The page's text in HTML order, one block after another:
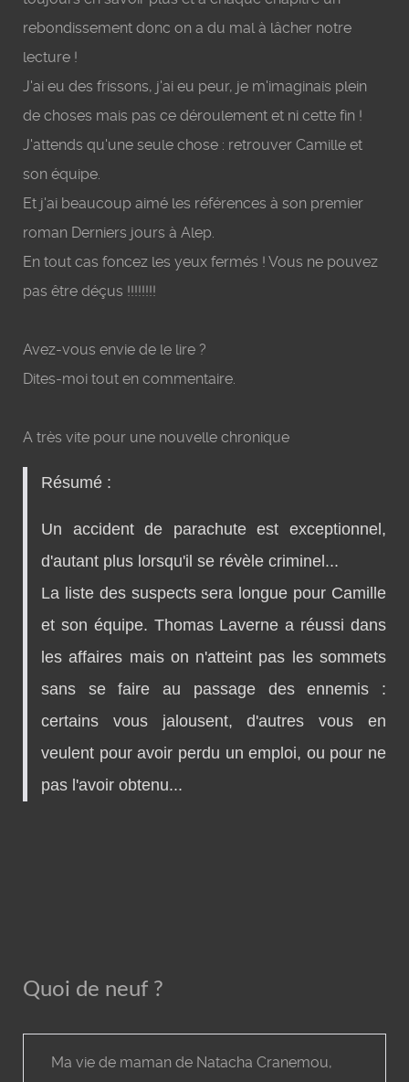
rebondissement donc on a du mal à lâcher notre
lecture !
J'ai eu des frissons, j'ai eu peur, je m'imaginais plein
de choses mais pas ce déroulement et ni cette fin !
J'attends qu'une seule chose : retrouver Camille et
son équipe.
Et j'ai beaucoup aimé les références à son premier
roman Derniers jours à Alep.
En tout cas foncez les yeux fermés ! Vous ne pouvez
pas être déçus !!!!!!!!
Avez-vous envie de le lire ?
Dites-moi tout en commentaire.
A très vite pour une nouvelle chronique
Résumé :
Un accident de parachute est exceptionnel,
d'autant plus lorsqu'il se révèle criminel...
La liste des suspects sera longue pour Camille
et son équipe. Thomas Laverne a réussi dans
les affaires mais on n'atteint pas les sommets
sans se faire au passage des ennemis :
certains vous jalousent, d'autres vous en
veulent pour avoir perdu un emploi, ou pour ne
pas l'avoir obtenu...
Quoi de neuf ?
Ma vie de maman de Natacha Cranemou,